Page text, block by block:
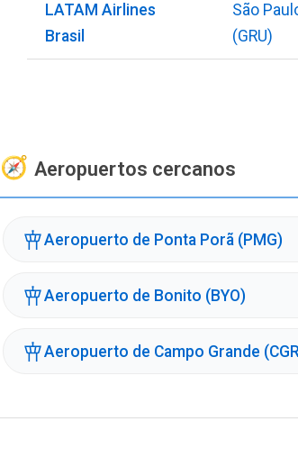
LATAM Airlines
Brasil
São
(GRU)
Aeropuertos cercanos
Aeropuerto de Ponta Porã (PMG)
Aeropuerto de Bonito (BYO)
Aeropuerto de Campo Grande